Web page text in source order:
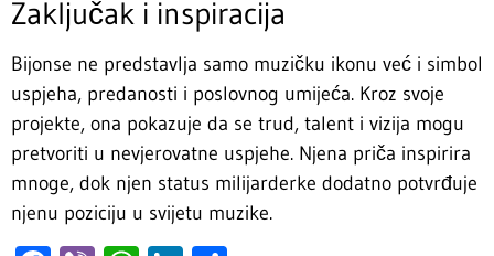
Zaključak i inspiracija
Bijonse ne predstavlja samo muzičku ikonu već i simbol
uspjeha, predanosti i poslovnog umijeća. Kroz svoje
projekte, ona pokazuje da se trud, talent i vizija mogu
pretvoriti u nevjerovatne uspjehe. Njena priča inspirira
mnoge, dok njen status milijarderke dodatno potvrđuje
njenu poziciju u svijetu muzike.